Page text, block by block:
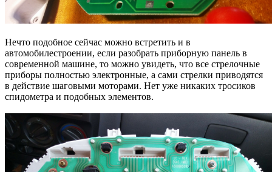
Нечто подобное сейчас можно встретить и в
автомобилестроении, если разобрать приборную панель в
современной машине, то можно увидеть, что все стрелочные
приборы полностью электронные, а сами стрелки приводятся
в действие шаговыми моторами. Нет уже никаких тросиков
спидометра и подобных элементов.